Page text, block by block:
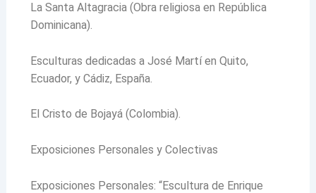
La Santa Altagracia (Obra religiosa en República
Dominicana).
Esculturas dedicadas a José Martí en Quito,
Ecuador, y Cádiz, España.
El Cristo de Bojayá (Colombia).
Exposiciones Personales y Colectivas
Exposiciones Personales: “Escultura de Enrique